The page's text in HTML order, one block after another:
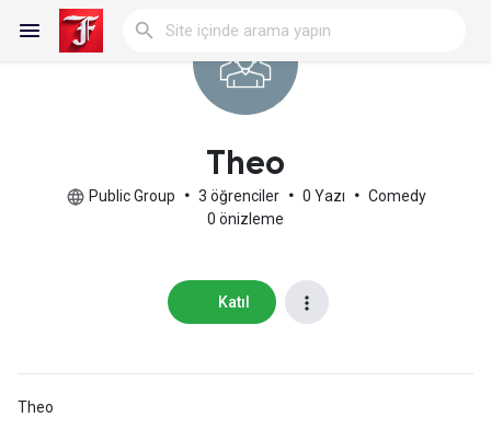
Theo
Public Group • 3 öğrenciler • 0 Yazı • Comedy
0 önizleme
Katıl
Theo